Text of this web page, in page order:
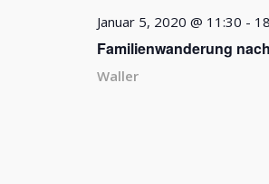
Januar 5, 2020 @ 11:30 -
Familienwanderung
Waller